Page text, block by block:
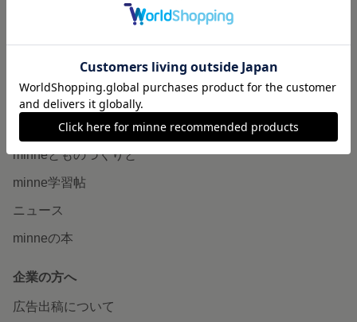
販売支援企画・イベント
読みもの
minneとものづくりと
minne学習帖
ニュース
minneの本
企業の方へ
広告出稿について